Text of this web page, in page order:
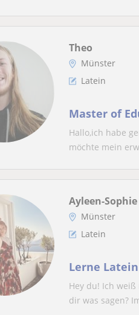
Theo
Münster
Latein
Master of
Hallo,ich habe
möchte mein
Ayleen-Sophie
Münster
Latein
Lerne
Hey du! Ich
dir was sagen?